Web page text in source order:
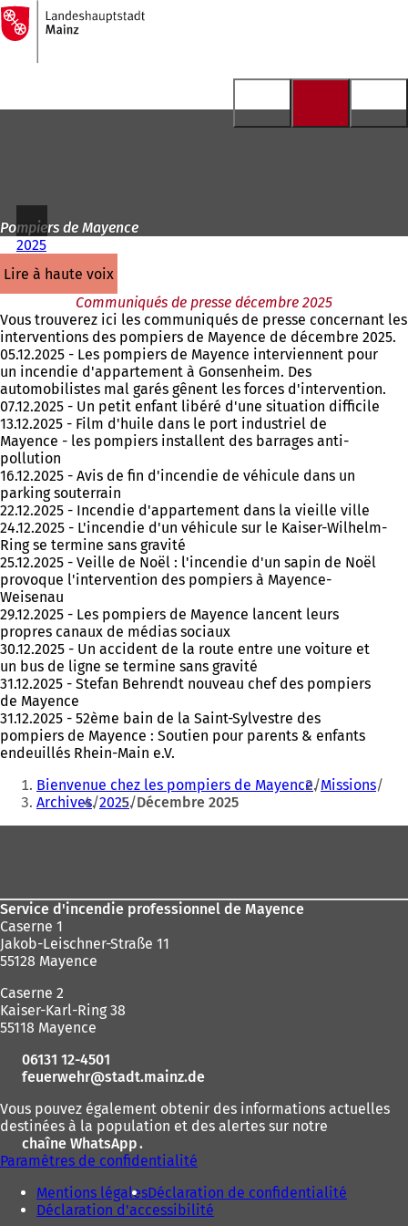
Accéder au contenu
Vers
la
page
d'accueil
Pompiers de Mayence
2025
lire à haute voix
Communiqués de presse décembre 2025
Vous trouverez ici les communiqués de presse concernant les
interventions des pompiers de Mayence de décembre 2025.
05.12.2025 - Les pompiers de Mayence interviennent pour
un incendie d'appartement à Gonsenheim. Des
automobilistes mal garés gênent les forces d'intervention.
07.12.2025 - Un petit enfant libéré d'une situation difficile
13.12.2025 - Film d'huile dans le port industriel de
Mayence - les pompiers installent des barrages anti-
pollution
16.12.2025 - Avis de fin d'incendie de véhicule dans un
parking souterrain
22.12.2025 - Incendie d'appartement dans la vieille ville
24.12.2025 - L'incendie d'un véhicule sur le Kaiser-Wilhelm-
Ring se termine sans gravité
25.12.2025 - Veille de Noël : l'incendie d'un sapin de Noël
provoque l'intervention des pompiers à Mayence-
Weisenau
29.12.2025 - Les pompiers de Mayence lancent leurs
propres canaux de médias sociaux
30.12.2025 - Un accident de la route entre une voiture et
un bus de ligne se termine sans gravité
31.12.2025 - Stefan Behrendt nouveau chef des pompiers
de Mayence
31.12.2025 - 52ème bain de la Saint-Sylvestre des
pompiers de Mayence : Soutien pour parents & enfants
endeuillés Rhein-Main e.V.
Vous
êtes
ici
Bienvenue chez les pompiers de Mayence Missions
Archives 2025 Décembre 2025
Service d'incendie professionnel de Mayence
Caserne 1
Jakob-Leischner-Straße 11
55128 Mayence
Caserne 2
Kaiser-Karl-Ring 38
55118 Mayence
06131 12-4501
feuerwehr
stadt.mainz de
Vous pouvez également obtenir des informations actuelles
destinées à la population et des alertes sur notre
chaîne WhatsApp(
S
o
u
.
Paramètres de confidentialité
Mentions légalesDéclaration de confidentialité
Déclaration d'accessibilité